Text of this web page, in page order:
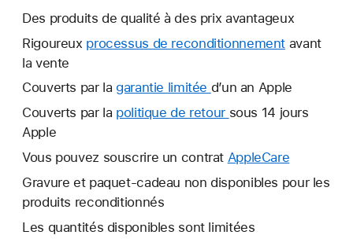
Des produits de qualité à des prix avantageux
Rigoureux processus de reconditionnement avant
la vente
Couverts par la garantie limitée Une
nouvelle
d’un an Apple
Couverts par la politique de retour Une
fenêtre
sous 14 jours
Apple
Vous pouvez souscrire un contrat AppleCare
nouvelle
Gravure et paquet-cadeau non disponibles pour les
produits reconditionnés
Les quantités disponibles sont limitées